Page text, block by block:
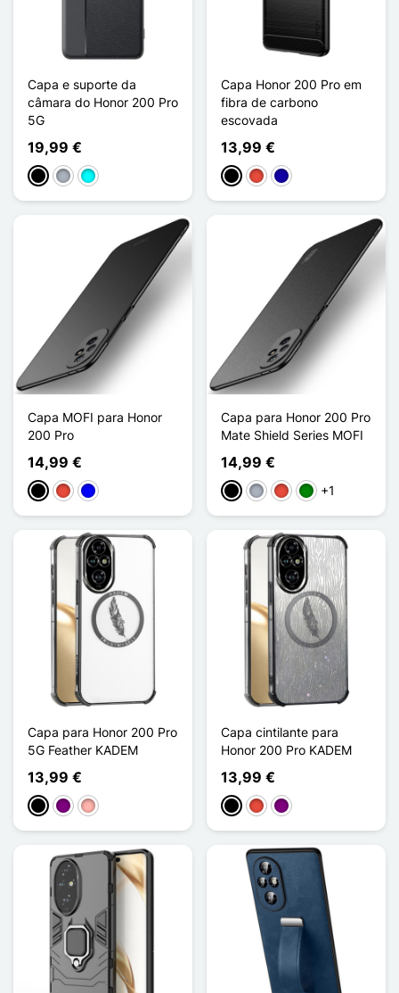
Capa e suporte da
câmara do Honor 200 Pro
5G
19,99 €
PretoCinzento
Ciano
Capa Honor 200 Pro em
fibra de carbono
escovada
13,99 €
PretoVermelhoAzul Escuro
Capa MOFI para Honor
200 Pro
14,99 €
PretoVermelho
Azul
Capa para Honor 200 Pro
Mate Shield Series MOFI
14,99 €
PretoCinzentoVermelho
Verde
+1
Capa para Honor 200 Pro
5G Feather KADEM
13,99 €
PretoPúrpuraOuro rosa
Capa cintilante para
Honor 200 Pro KADEM
13,99 €
PretoVermelhoPúrpura